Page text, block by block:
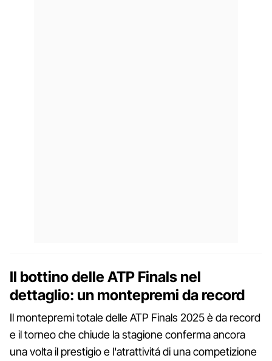
Il bottino delle ATP Finals nel
dettaglio: un montepremi da record
Il montepremi totale delle ATP Finals 2025 è da record
e il torneo che chiude la stagione conferma ancora
una volta il prestigio e l'atrattivitá di una competizione